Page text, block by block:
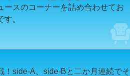
ースのコーナーを詰め合わせてお
。
！side-A、side-Bと二か月連続でそ